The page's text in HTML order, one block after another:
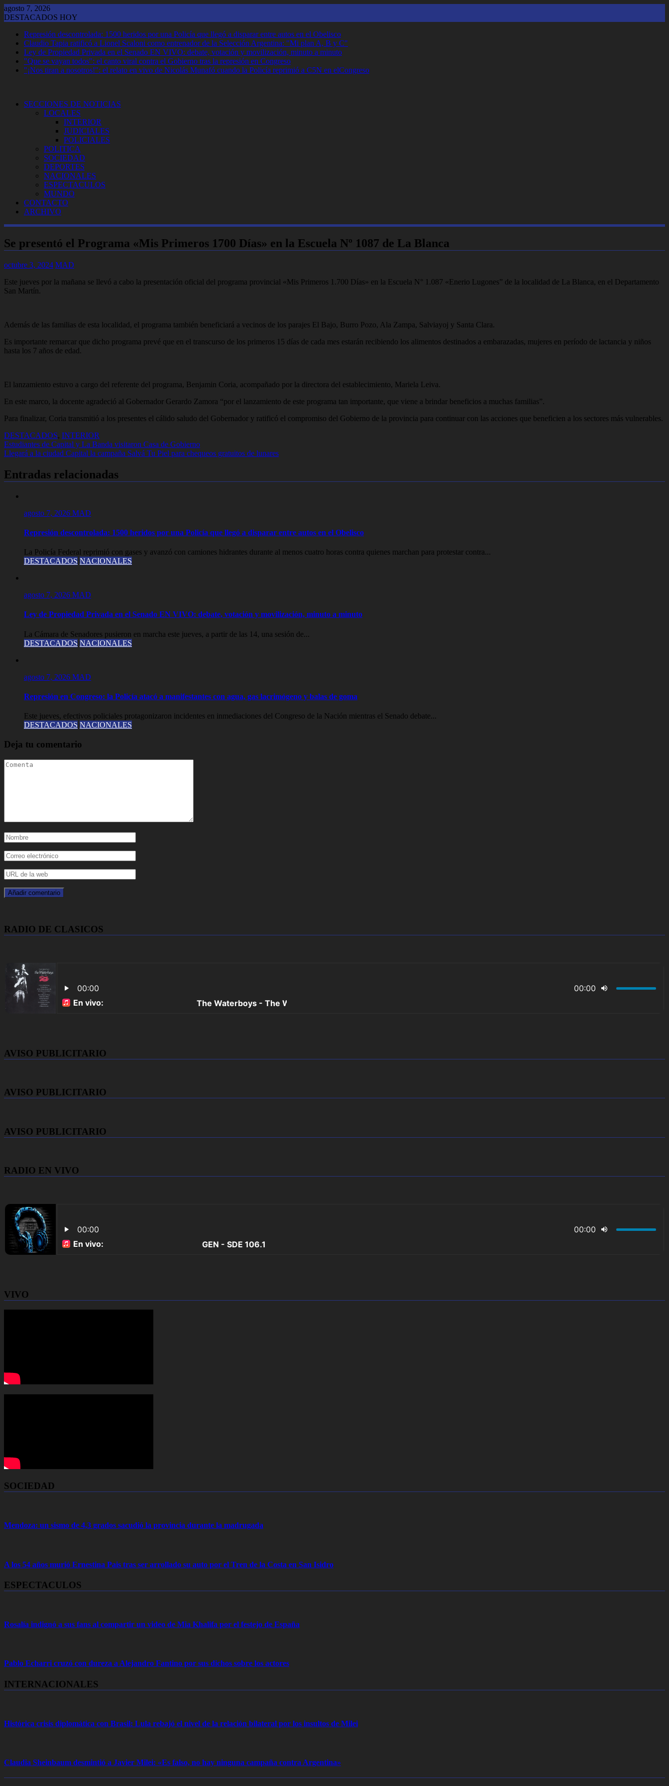
Saltar
al
agosto 7, 2026
DESTACADOS HOY
Represión descontrolada: 1500 heridos por una Policía que llegó a disparar entre autos en el Obelisco
Claudio Tapia ratificó a Lionel Scaloni como entrenador de la Selección Argentina: "Mi plan A, B y C"
Ley de Propiedad Privada en el Senado EN VIVO: debate, votación y movilización, minuto a minuto
"Que se vayan todos": el canto viral contra el Gobierno tras la represión en Congreso
"¡Nos tiran a nosotros!": el relato en vivo de Nicolás Munafó cuando la Policía reprimió a C5N en elCongreso
SECCIONES DE NOTICIAS
LOCALES
INTERIOR
JUDICIALES
POLICIALES
POLITICA
SOCIEDAD
DEPORTES
NACIONALES
ESPECTACULOS
MUNDO
CONTACTO
ARCHIVO
Se presentó el Programa «Mis Primeros 1700 Días» en la Escuela Nº 1087 de La Blanca
octubre 3, 2024 MAD
Este jueves por la mañana se llevó a cabo la presentación oficial del programa provincial «Mis Primeros 1.700 Días» en la Escuela N° 1.087 «Enerio Lugones” de la localidad de La Blanca, en el Departamento
San Martín.
Además de las familias de esta localidad, el programa también beneficiará a vecinos de los parajes El Bajo, Burro Pozo, Ala Zampa, Salviayoj y Santa Clara.
Es importante remarcar que dicho programa prevé que en el transcurso de los primeros 15 días de cada mes estarán recibiendo los alimentos destinados a embarazadas, mujeres en período de lactancia y niños
hasta los 7 años de edad.
El lanzamiento estuvo a cargo del referente del programa, Benjamin Coria, acompañado por la directora del establecimiento, Mariela Leiva.
En este marco, la docente agradeció al Gobernador Gerardo Zamora “por el lanzamiento de este programa tan importante, que viene a brindar beneficios a muchas familias”.
Para finalizar, Coria transmitió a los presentes el cálido saludo del Gobernador y ratificó el compromiso del Gobierno de la provincia para continuar con las acciones que beneficien a los sectores más vulnerables.
DESTACADOS, INTERIOR
Navegación
de
entradas
Estudiantes de Capital y La Banda visitaron Casa de Gobierno
Llegará a la ciudad Capital la campaña Salvá Tu Piel para chequeos gratuitos de lunares
Entradas relacionadas
agosto 7, 2026 MAD
Represión descontrolada: 1500 heridos por una Policía que llegó a disparar entre autos en el Obelisco
La Policía Federal reprimió con gases y avanzó con camiones hidrantes durante al menos cuatro horas contra quienes marchan para protestar contra...
DESTACADOS NACIONALES
agosto 7, 2026 MAD
Ley de Propiedad Privada en el Senado EN VIVO: debate, votación y movilización, minuto a minuto
La Cámara de Senadores pusieron en marcha este jueves, a partir de las 14, una sesión de...
DESTACADOS NACIONALES
agosto 7, 2026 MAD
Represión en Congreso: la Policía atacó a manifestantes con agua, gas lacrimógeno y balas de goma
Este jueves, efectivos policiales protagonizaron incidentes en inmediaciones del Congreso de la Nación mientras el Senado debate...
DESTACADOS NACIONALES
Deja tu comentario
RADIO DE CLASICOS
AVISO PUBLICITARIO
AVISO PUBLICITARIO
AVISO PUBLICITARIO
RADIO EN VIVO
VIVO
SOCIEDAD
Mendoza: un sismo de 4,3 grados sacudió la provincia durante la madrugada
A los 54 años murió Ernestina Pais tras ser arrollado su auto por el Tren de la Costa en San Isidro
ESPECTACULOS
Rosalía indignó a sus fans al compartir un video de Mia Khalifa por el festejo de España
Pablo Echarri cruzó con dureza a Alejandro Fantino por sus dichos sobre los actores
INTERNACIONALES
Histórica crisis diplomática con Brasil: Lula rebajó el nivel de la relación bilateral por los insultos de Milei
Claudia Sheinbaum desmintió a Javier Milei: «Es falso, no hay ninguna campaña contra Argentina»